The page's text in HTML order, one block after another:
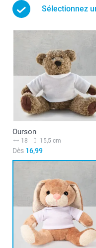
Sélectionnez
Ourson
18 15,5 cm
Dès 16,99